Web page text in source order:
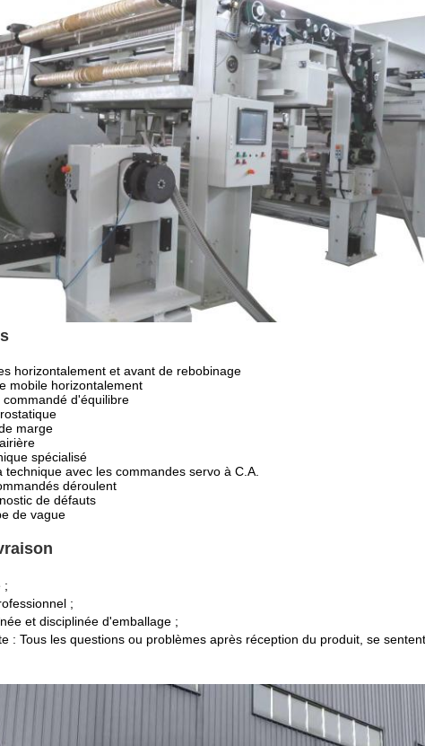
horizontalement et avant de rebobinage
mobile horizontalement
d'équilibre
marge
spécialisé
avec les commandes servo à C.A.
déroulent
de défauts
de vague
;
;
et disciplinée d'emballage ;
: Tous les questions ou problèmes après réception du produit, se